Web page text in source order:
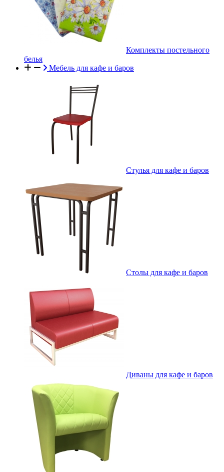
Комплекты постельного
белья
Мебель для кафе и баров
Стулья для кафе и баров
Столы для кафе и баров
Диваны для кафе и баров